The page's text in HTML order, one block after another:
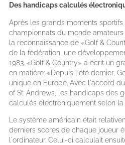
Des handicaps calculés
Après les grands moments
championnats du monde
la reconnaissance de «Golf &
de la fédération, une
1983. «Golf & Country» a écrit un
en matière: «Depuis l'été dernier,
unique en Europe. Avec l'accord
of St. Andrews, les handicaps des
calculés électroniquement selon la
Le système américain était
derniers scores de chaque joueur
l'ordinateur. Celui-ci calculait